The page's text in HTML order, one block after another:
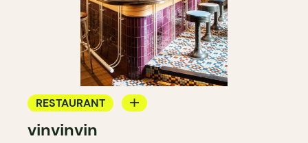
RESTAURANT
BAR
vinvinvin